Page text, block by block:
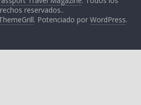
reservados..
. Potenciado por WordPress.